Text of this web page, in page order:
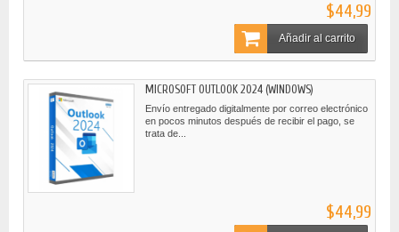
$44,99
Añadir al carrito
MICROSOFT OUTLOOK 2024 (WINDOWS)
Envío entregado digitalmente por correo electrónico
en pocos minutos después de recibir el pago, se
trata de...
$44,99